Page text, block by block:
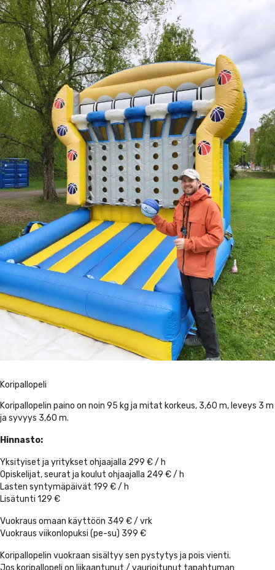
Koripallopeli
Koripallopelin paino on noin 95 kg ja mitat korkeus, 3,60 m, leveys 3 m
ja syvyys 3,60 m.
Hinnasto:
Yksityiset ja yritykset ohjaajalla 299 € / h
Opiskelijat, seurat ja koulut ohjaajalla 249 € / h
Lasten syntymäpäivät 199 € / h
Lisätunti 129 €
Vuokraus omaan käyttöön 349 € / vrk
Vuokraus viikonlopuksi (pe-su) 399 €
Koripallopelin vuokraan sisältyy sen pystytys ja pois vienti.